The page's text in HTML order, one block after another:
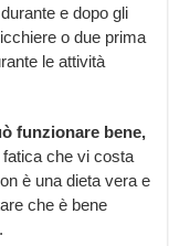
e dopo gli
o due prima
le attività
funzionare bene,
fatica che vi costa
è una dieta vera e
che è bene